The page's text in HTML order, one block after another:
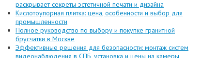
раскрывает секреты эстетичной печати и дизайна
Кислотоупорная плитка: цена, особенности и выбор для
промышленности
Полное руководство по выбору и покупке гранитной
брусчатки в Москве
Эффективные решения для безопасности: монтаж систем
видеонаблюдения в СПБ, установка и цены на камеры